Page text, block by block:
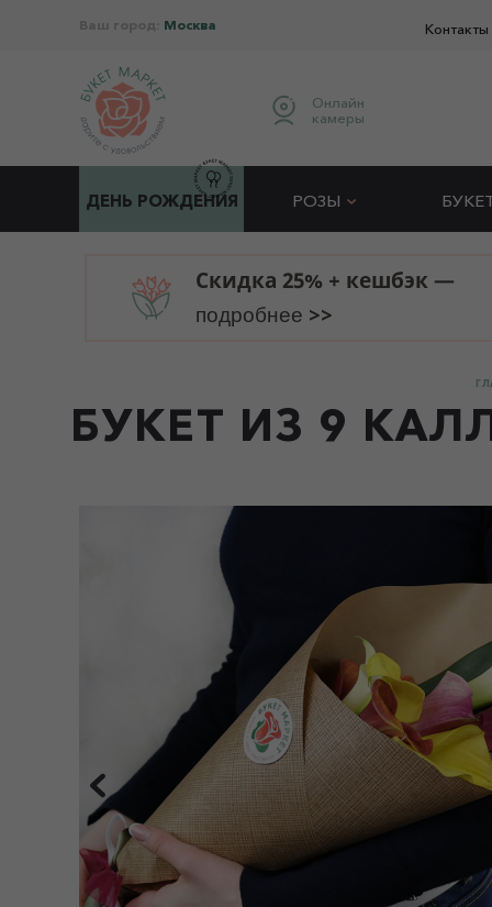
Ваш город: Москва Контакты
Онлайн
камеры
ДЕНЬ РОЖДЕНИЯ РОЗЫ
Скидка 25% + кешбэк —
подробнее >>
БУКЕТ ИЗ 9